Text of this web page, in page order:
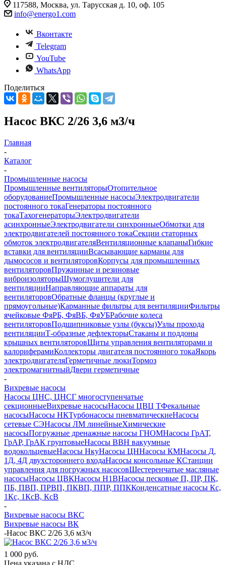
117588, Москва, ул. Тарусская д. 10, оф. 105
info@energo1.com
Вконтакте
Telegram
YouTube
WhatsApp
Поделиться
Насос ВКС 2/26 3,6 м3/ч
Главная
-
Каталог
-
Промышленные насосы
Промышленные вентиляторыОтопительное
оборудованиеПромышленные насосыЭлектродвигатели
постоянного токаГенераторы постоянного
токаТахогенераторыЭлектродвигатели
асинхронныеЭлектродвигатели синхронныеОбмотки для
электродвигателей постоянного токаСекции статорных
обмоток электродвигателяВентиляционные клапаныГибкие
вставки для вентиляцииВсасывающие карманы для
дымососов и вентиляторовКорпусы для промышленных
вентиляторовПружинные и резиновые
виброизоляторыШумоглушители для
вентиляцииНаправляющие аппараты для
вентиляторовОбратные фланцы (круглые и
прямоугольные)Карманные фильтры для вентиляцииФильтры
ячейковые ФяРБ, ФяВБ, ФяУБРабочие колеса
вентиляторовПодшипниковые узлы (буксы)Узлы прохода
вентиляцииТ-образные дефлекторыСтаканы и поддоны
крышных вентиляторовЩиты управления вентиляторами и
калориферамиКоллекторы двигателя постоянного токаЯкорь
электродвигателяГерметичные люкиТормоз
электромагнитныйДвери герметичные
-
Вихревые насосы
Насосы ЦНС, ЦНСГ многоступенчатые
секционныеВихревые насосыНасосы ЦВЦ ТФекальные
насосыНасосы НКТурбонасосы пневматическиеНасосы
сетевые СЭНасосы ЛМ линейныеХимические
насосыПогружные дренажные насосы ГНОМНасосы ГрАТ,
ГрАР, ГрАК грунтовыеНасосы ВВН вакуумные
водокольцевыеНасосы НкуНасосы ЦННасосы КМНасосы Д,
1Д, 4Д двухстороннего входаНасосы консольные КСтанции
управления для погружных насосовШестеренчатые масляные
насосыНасосы ЦВКНасосы Н1ВНасосы песковые П, ПР, ПК,
ПБ, ПВП, ПРВП, ПКВП, ППР, ППККонденсатные насосы Кс,
1Кс, 1КсВ, КсВ
-
Вихревые насосы ВКС
Вихревые насосы ВК
-Насос ВКС 2/26 3,6 м3/ч
1 000 руб.
Цена указана с НДС